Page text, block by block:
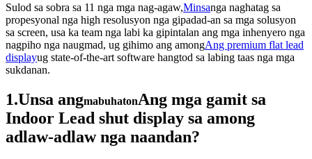
Sulod sa sobra sa 11 nga mga nag-agaw,Minsanga naghatag sa
propesyonal nga high resolusyon nga gipadad-an sa mga solusyon
sa screen, usa ka team nga labi ka gipintalan ang mga inhenyero nga
nagpiho nga naugmad, ug gihimo ang amongAng premium flat lead
displayug state-of-the-art software hangtod sa labing taas nga mga
sukdanan.
1.Unsa angmabuhatonAng mga gamit sa
Indoor Lead shut display sa among
adlaw-adlaw nga naandan?